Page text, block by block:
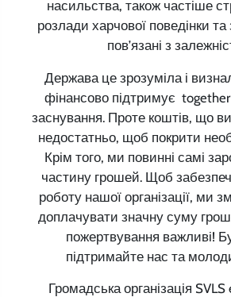
насильства, також частіше
розлади харчової поведінки
пов’язані з
Держава це зрозуміла і
фінансово підтримує
заснування. Проте коштів, що
недостатньо, щоб покрити
Крім того, ми повинні самі
частину грошей. Щоб
роботу нашої організації, ми
доплачувати значну суму
пожертвування важливі!
підтримайте нас та
Громадська організація SVLS